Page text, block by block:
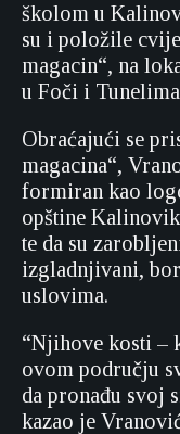
školom u
su i položile
magacin“, na
u Foči i
Obraćajući se
magacina“,
formiran kao
opštine
te da su
izgladnjivani,
uslovima.
“Njihove kosti –
ovom području
da pronađu svoj
kazao je